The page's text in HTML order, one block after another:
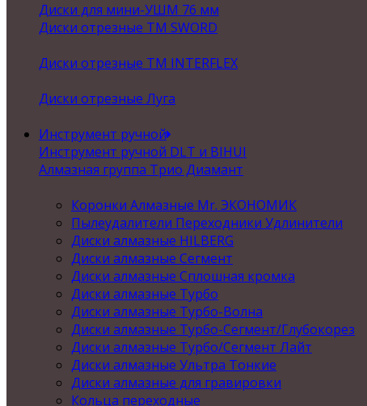
Диски для мини-УШМ 76 мм
Диски отрезные ТМ SWORD
Диски отрезные ТМ INTERFLEX
Диски отрезные Луга
Инструмент ручной
Инструмент ручной DLT и BIHUI
Алмазная группа Трио Диамант
Коронки Алмазные Mr. ЭКОНОМИК
Пылеудалители Переходники Удлинители
Диски алмазные HILBERG
Диски алмазные Сегмент
Диски алмазные Сплошная кромка
Диски алмазные Турбо
Диски алмазные Турбо-Волна
Диски алмазные Турбо-Сегмент/Глубокорез
Диски алмазные Турбо/Сегмент Лайт
Диски алмазные Ультра Тонкие
Диски алмазные для гравировки
Кольца переходные